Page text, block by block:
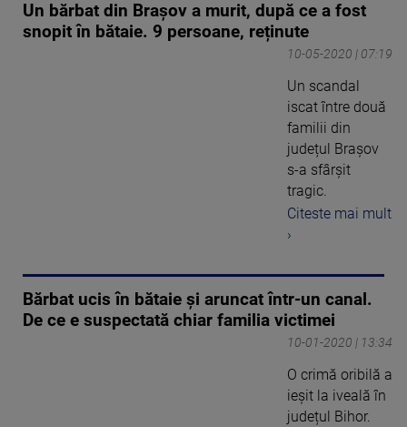
Un bărbat din Brașov a murit, după ce a fost
snopit în bătaie. 9 persoane, reținute
10-05-2020 | 07:19
Un scandal
iscat între două
familii din
județul Brașov
s-a sfârșit
tragic.
Citeste mai mult
›
Bărbat ucis în bătaie şi aruncat într-un canal.
De ce e suspectată chiar familia victimei
10-01-2020 | 13:34
O crimă oribilă a
ieșit la iveală în
județul Bihor.